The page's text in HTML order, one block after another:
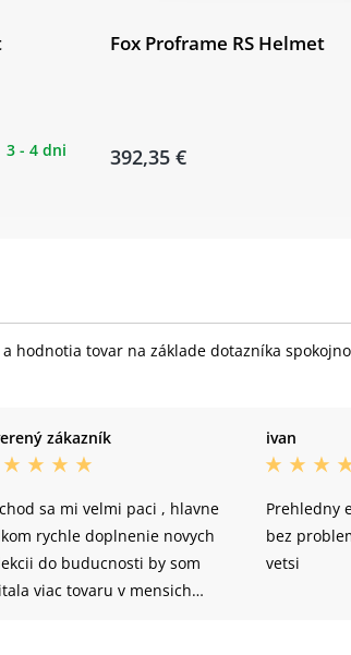
3 - 4 dni
Fox Proframe RS Helmet
392,35 €
hodnotia tovar na základe dotazníka
zákazník
sa mi velmi paci , hlavne
rychle doplnenie novych
by som
viac tovaru v mensich
ivan
Prehledny
bez
vetsi